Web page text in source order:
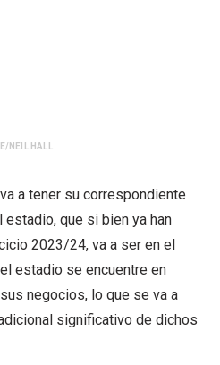
NEIL HALL
a tener su correspondiente
que si bien ya han
2023/24, va a ser en el
estadio se encuentre en
negocios, lo que se va a
significativo de dichos